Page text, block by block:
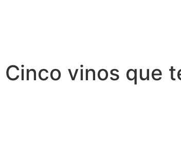
Cinco vinos que